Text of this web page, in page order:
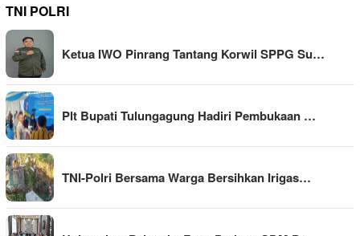
TNI POLRI
Ketua IWO Pinrang Tantang Korwil SPPG Su…
Plt Bupati Tulungagung Hadiri Pembukaan …
TNI-Polri Bersama Warga Bersihkan Irigas…